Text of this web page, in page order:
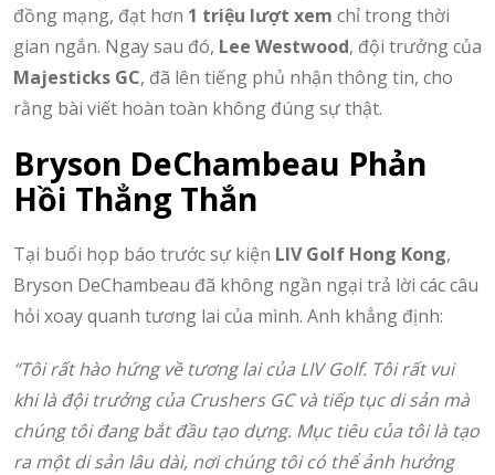
đồng mạng, đạt hơn 1 triệu lượt xem chỉ trong thời
gian ngắn. Ngay sau đó, Lee Westwood, đội trưởng của
Majesticks GC, đã lên tiếng phủ nhận thông tin, cho
rằng bài viết hoàn toàn không đúng sự thật.
Bryson DeChambeau Phản
Hồi Thẳng Thắn
Tại buổi họp báo trước sự kiện LIV Golf Hong Kong,
Bryson DeChambeau đã không ngần ngại trả lời các câu
hỏi xoay quanh tương lai của mình. Anh khẳng định:
“Tôi rất hào hứng về tương lai của LIV Golf. Tôi rất vui
khi là đội trưởng của Crushers GC và tiếp tục di sản mà
chúng tôi đang bắt đầu tạo dựng. Mục tiêu của tôi là tạo
ra một di sản lâu dài, nơi chúng tôi có thể ảnh hưởng